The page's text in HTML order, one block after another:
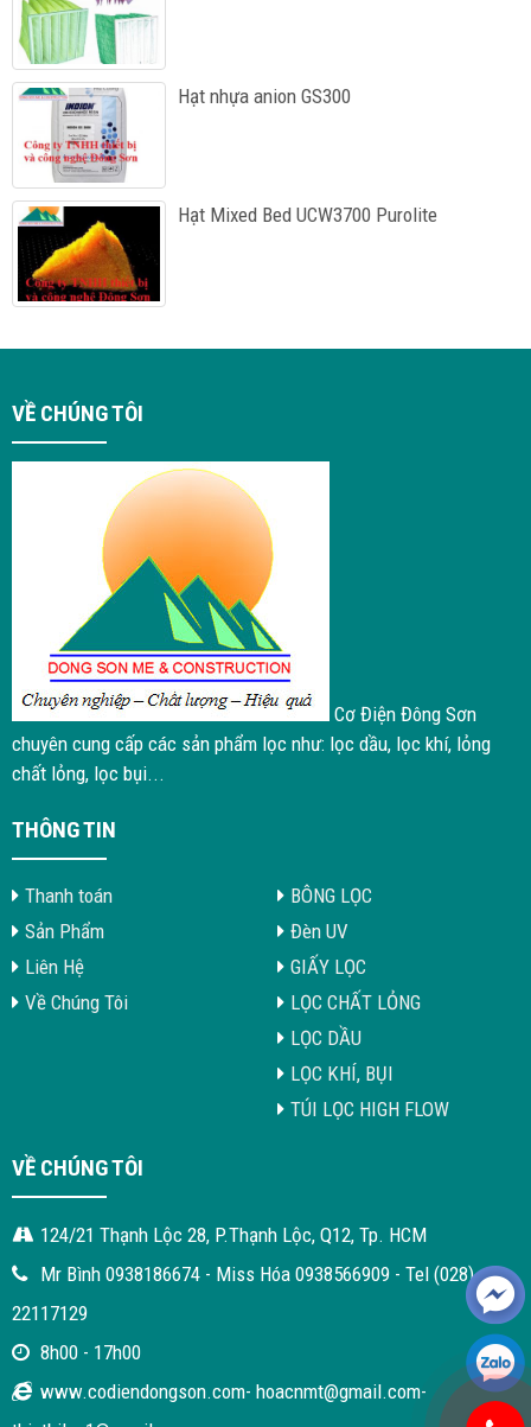
Hạt nhựa anion GS300
Hạt Mixed Bed UCW3700 Purolite
VỀ CHÚNG TÔI
Cơ Điện Đông Sơn
chuyên cung cấp các sản phẩm lọc như: lọc dầu, lọc khí, lỏng
chất lỏng, lọc bụi...
THÔNG TIN
Thanh toán
Sản Phẩm
Liên Hệ
Về Chúng Tôi
BÔNG LỌC
Đèn UV
GIẤY LỌC
LỌC CHẤT LỎNG
LỌC DẦU
LỌC KHÍ, BỤI
TÚI LỌC HIGH FLOW
VỀ CHÚNG TÔI
124/21 Thạnh Lộc 28, P.Thạnh Lộc, Q12, Tp. HCM
Mr Bình 0938186674 - Miss Hóa 0938566909 - Tel (028)
22117129
8h00 - 17h00
www.codiendongson.com- hoacnmt@gmail.com-